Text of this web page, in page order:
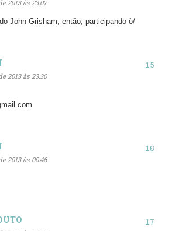
2013 às 23:07
John Grisham, então, participando õ/
2013 às 23:30
2013 às 00:46